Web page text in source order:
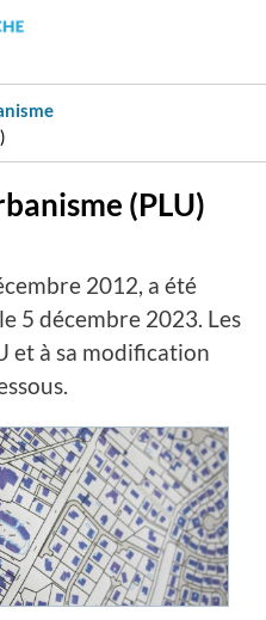
Aller
principal
(PLU)
2012, a été
5 décembre 2023. Les
et à sa modification